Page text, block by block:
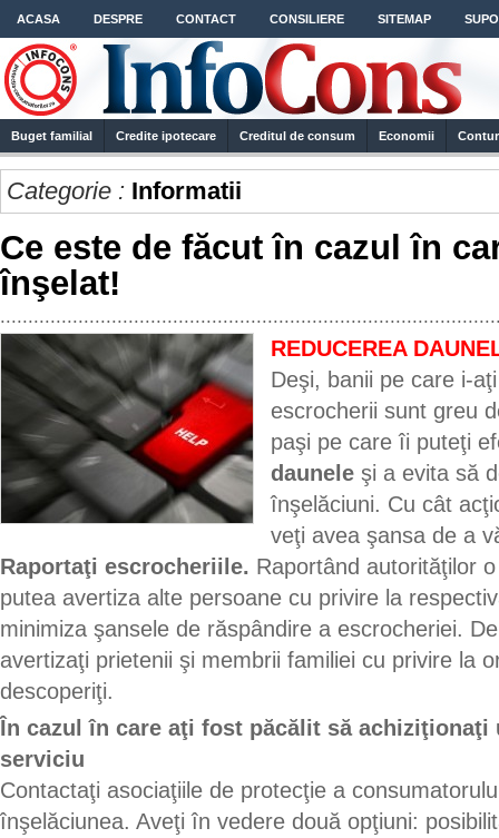
ACASA DESPRE CONTACT CONSILIERE SITEMAP
Buget familial Credite ipotecare Creditul de consum Economii
Categorie : Informatii
Ce este de făcut în cazul în
înşelat!
REDUCEREA
Deşi, banii pe care i-
escrocherii sunt greu
paşi pe care îi puteţi
daunele şi a evita să
înşelăciuni. Cu cât
veţi avea şansa de a
Raportaţi escrocheriile. Raportând autorităţilor
putea avertiza alte persoane cu privire la
minimiza şansele de răspândire a escrocheriei.
avertizaţi prietenii şi membrii familiei cu privire la
descoperiţi.
În cazul în care aţi fost păcălit să achiziţionaţi
serviciu
Contactaţi asociaţiile de protecţie a
înşelăciunea. Aveţi în vedere două opţiuni: